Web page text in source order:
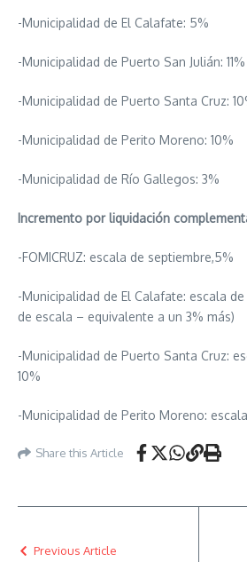
-Municipalidad de El Calafate: 5%
-Municipalidad de Puerto San Julián: 11%
-Municipalidad de Puerto Santa Cruz:
-Municipalidad de Perito Moreno: 10%
-Municipalidad de Río Gallegos: 3%
Incremento por liquidación
-FOMICRUZ: escala de septiembre,5%
-Municipalidad de El Calafate: escala
de escala – equivalente a un 3% más)
-Municipalidad de Puerto Santa Cruz:
10%
-Municipalidad de Perito Moreno:
Share this Article
Previous Article